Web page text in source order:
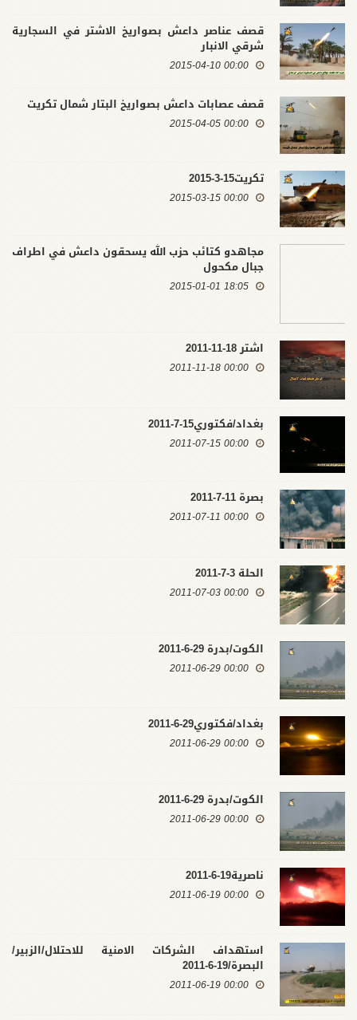
قصف عناصر داعش بصواريخ الاشتر في السجارية
شرقي الانبار
00:00 2015-04-10
قصف عصابات داعش بصواريخ البتار شمال تكريت
00:00 2015-04-05
تكريت15-3-2015
00:00 2015-03-15
مجاهدو كتائب حزب الله يسحقون داعش في اطراف
جبال مكحول
18:05 2015-01-01
اشتر 18-11-2011
00:00 2011-11-18
بغداد/فكتوري15-7-2011
00:00 2011-07-15
بصرة 11-7-2011
00:00 2011-07-11
الحلة 3-7-2011
00:00 2011-07-03
الكوت/بدرة 29-6-2011
00:00 2011-06-29
بغداد/فكتوري29-6-2011
00:00 2011-06-29
الكوت/بدرة 29-6-2011
00:00 2011-06-29
ناصرية19-6-2011
00:00 2011-06-19
استهداف الشركات الامنية للاحتلال/الزبير/
البصرة/19-6-2011
00:00 2011-06-19